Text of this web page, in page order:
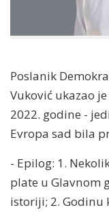
Poslanik
Vuković ukazao
2022. godine -
Evropa sad bila
- Epilog: 1.
plate u Glavnom
istoriji; 2. Godinu